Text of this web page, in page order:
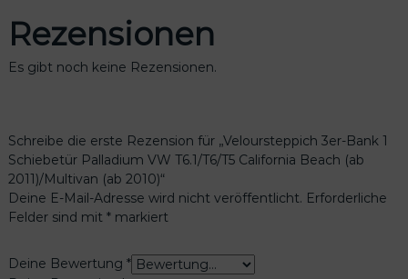
Rezensionen
Es gibt noch keine Rezensionen.
Schreibe die erste Rezension für „Veloursteppich 3er-Bank 1
Schiebetür Palladium VW T6.1/T6/T5 California Beach (ab
2011)/Multivan (ab 2010)“
Deine E-Mail-Adresse wird nicht veröffentlicht. Erforderliche
Felder sind mit *markiert
Deine Bewertung *